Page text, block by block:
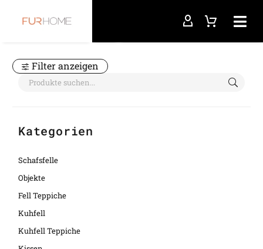
Filter anzeigen
Kategorien
Schafsfelle
Objekte
Fell Teppiche
Kuhfell
Kuhfell Teppiche